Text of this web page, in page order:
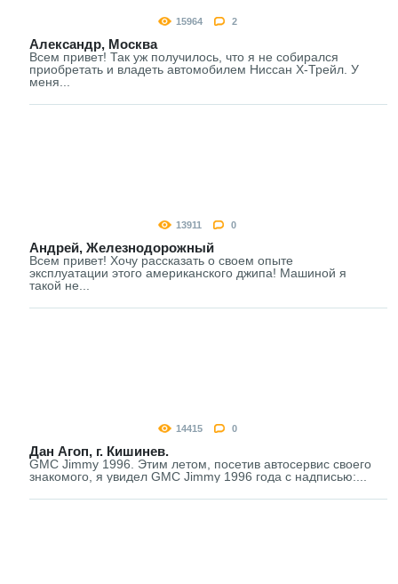
15964 2
Александр, Москва
Всем привет! Так уж получилось, что я не собирался
приобретать и владеть автомобилем Ниссан Х-Трейл. У
меня...
13911 0
Андрей, Железнодорожный
Всем привет! Хочу рассказать о своем опыте
эксплуатации этого американского джипа! Машиной я
такой не...
14415 0
Дан Агоп, г. Кишинев.
GMC Jimmy 1996. Этим летом, посетив автосервис своего
знакомого, я увидел GMC Jimmy 1996 года с надписью:...